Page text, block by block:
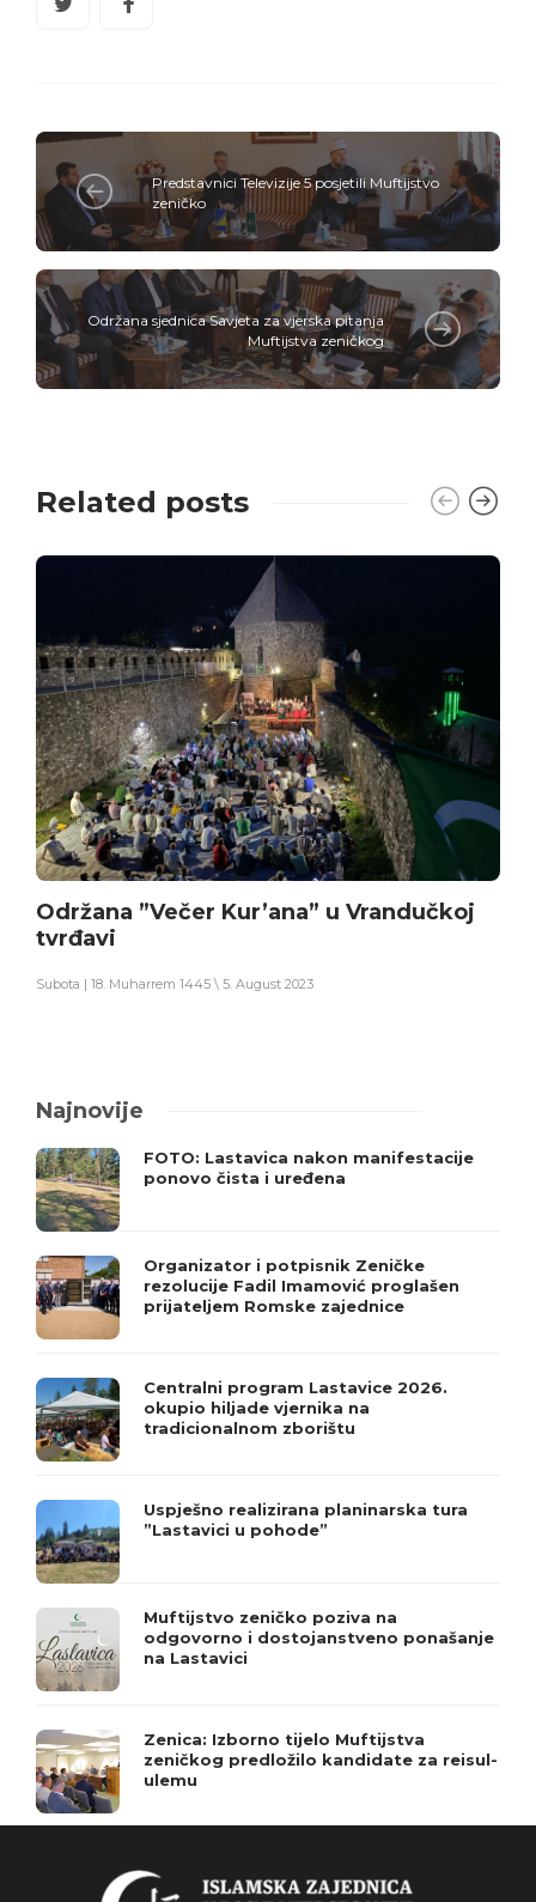
Predstavnici Televizije 5 posjetili Muftijstvo
zeničko
Održana sjednica Savjeta za vjerska pitanja
Muftijstva zeničkog
Related posts
Održana ”Večer Kur’ana” u Vrandučkoj
tvrđavi
Subota | 18. Muharrem 1445 \ 5. August 2023
Najnovije
FOTO: Lastavica nakon manifestacije
ponovo čista i uređena
Organizator i potpisnik Zeničke
rezolucije Fadil Imamović proglašen
prijateljem Romske zajednice
Centralni program Lastavice 2026.
okupio hiljade vjernika na
tradicionalnom zborištu
Uspješno realizirana planinarska tura
”Lastavici u pohode”
Muftijstvo zeničko poziva na
odgovorno i dostojanstveno ponašanje
na Lastavici
Zenica: Izborno tijelo Muftijstva
zeničkog predložilo kandidate za reisul-
ulemu